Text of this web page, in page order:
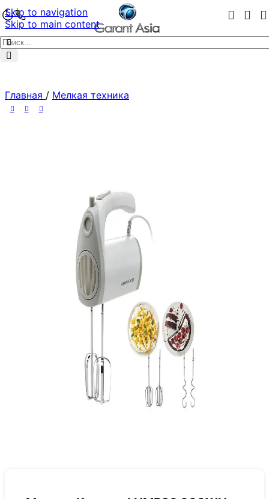
Skip to navigation
Skip to main content
Главная / Мелкая техника